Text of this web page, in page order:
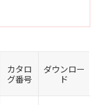
カタロ
グ番号
ダウンロー
ド